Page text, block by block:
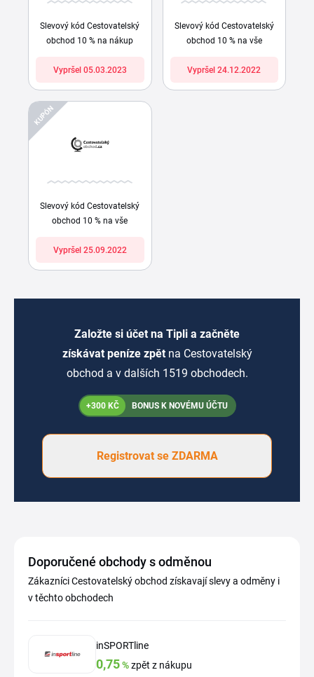
Slevový kód Cestovatelský
obchod 10 % na nákup
Vypršel 05.03.2023
Slevový kód Cestovatelský
obchod 10 % na vše
Vypršel 24.12.2022
KUPÓN
Slevový kód Cestovatelský
obchod 10 % na vše
Vypršel 25.09.2022
Založte si účet na Tipli a začněte
získávat peníze zpět na Cestovatelský
obchod a v dalších 1519 obchodech.
+300 KČ BONUS K NOVÉMU ÚČTU
Registrovat se ZDARMA
Doporučené obchody s odměnou
Zákazníci Cestovatelský obchod získavají slevy a odměny i
v těchto obchodech
inSPORTline
0,75%zpět z nákupu